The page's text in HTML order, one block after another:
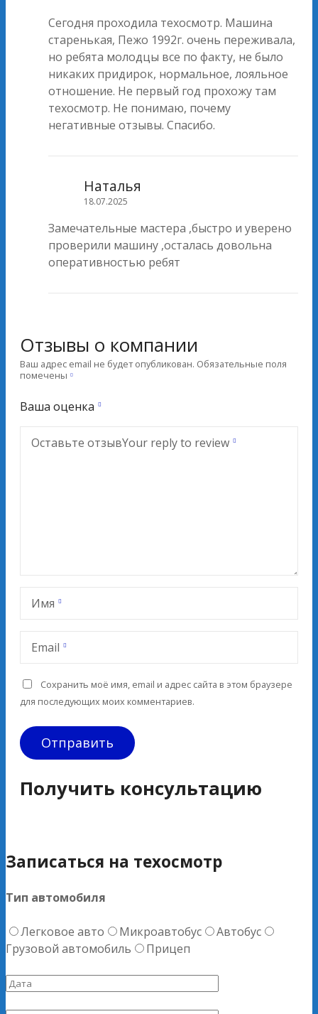
Сегодня проходила техосмотр. Машина
старенькая, Пежо 1992г. очень переживала,
но ребята молодцы все по факту, не было
никаких придирок, нормальное, лояльное
отношение. Не первый год прохожу там
техосмотр. Не понимаю, почему
негативные отзывы. Спасибо.
Наталья
18.07.2025
Замечательные мастера ,быстро и уверено
проверили машину ,осталась довольна
оперативностью ребят
Отзывы о компании
Ваш адрес email не будет опубликован. Обязательные поля
помечены
Ваша оценка
Оставьте отзывYour reply to review
Имя
Email
Сохранить моё имя, email и адрес сайта в этом браузере
для последующих моих комментариев.
Получить консультацию
Записаться на техосмотр
Тип автомобиля
Легковое авто Микроавтобус
Автобус
Грузовой автомобиль
Прицеп